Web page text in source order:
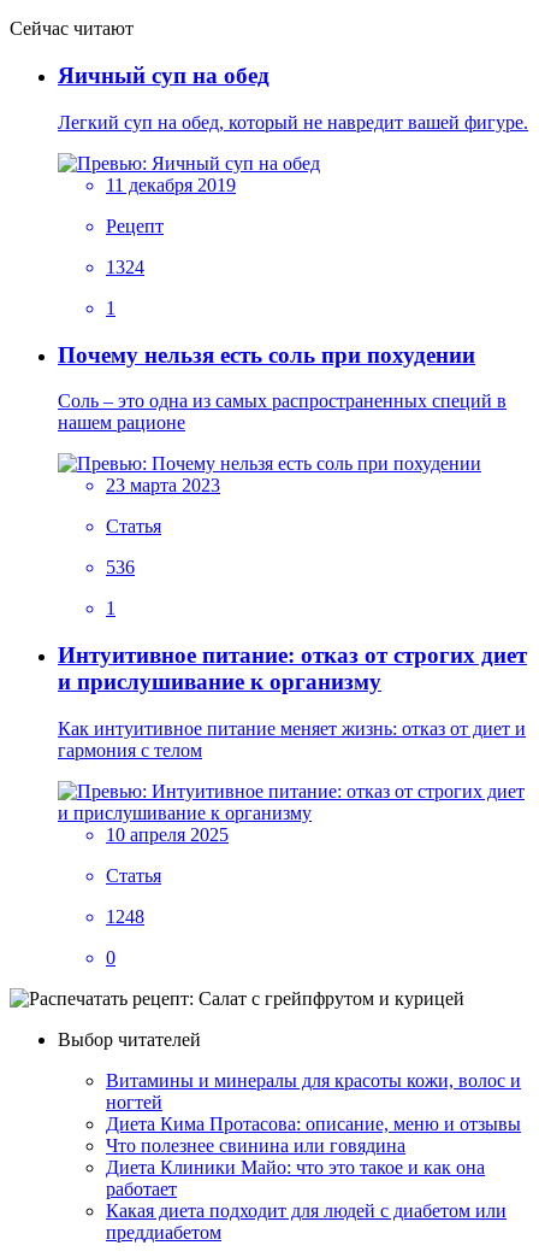
Сейчас читают
Яичный суп на обед
Легкий суп на обед, который не навредит вашей фигуре.
11 декабря 2019
Рецепт
1324
1
Почему нельзя есть соль при похудении
Соль – это одна из самых распространенных специй в
нашем рационе
23 марта 2023
Статья
536
1
Интуитивное питание: отказ от строгих диет
и прислушивание к организму
Как интуитивное питание меняет жизнь: отказ от диет и
гармония с телом
10 апреля 2025
Статья
1248
0
Выбор читателей
Витамины и минералы для красоты кожи, волос и
ногтей
Диета Кима Протасова: описание, меню и отзывы
Что полезнее свинина или говядина
Диета Клиники Майо: что это такое и как она
работает
Какая диета подходит для людей с диабетом или
преддиабетом